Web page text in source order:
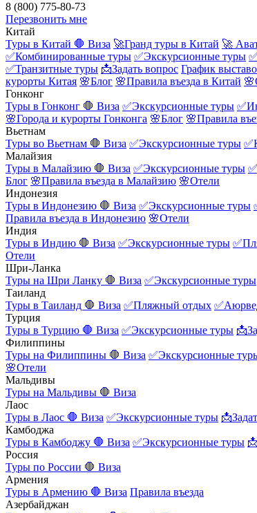
8 (800) 775-80-73
Перезвонить мне
Китай
Туры в Китай 🛑 Виза 🚀Гранд туры в Китай 🚀
✅Комбинированные туры ✅Экскурсионные туры
✅Транзитные туры 📩Задать вопрос График
курорты Китая 🌸Блог 🌸Правила въезда в Китай
Гонконг
Туры в Гонконг 🛑 Виза ✅Экскурсионные туры
🌸Города и курорты Гонконга 🌸Блог 🌸Правила
Вьетнам
Туры во Вьетнам 🛑 Виза ✅Экскурсионные туры
Малайзия
Туры в Малайзию 🛑 Виза ✅Экскурсионные туры
Блог 🌸Правила въезда в Малайзию 🌸Отели
Индонезия
Туры в Индонезию 🛑 Виза ✅Экскурсионные туры
Правила въезда в Индонезию 🌸Отели
Индия
Туры в Индию 🛑 Виза ✅Экскурсионные туры
Отели
Шри-Ланка
Туры на Шри Ланку 🛑 Виза ✅Экскурсионные туры
Таиланд
Туры в Таиланд 🛑 Виза ✅Пляжный отдых
Турция
Туры в Турцию 🛑 Виза ✅Экскурсионные туры
Филиппины
Туры на Филиппины 🛑 Виза ✅Экскурсионные
🌸Отели
Мальдивы
Туры на Мальдивы 🛑 Виза
Лаос
Туры в Лаос 🛑 Виза ✅Экскурсионные туры
Камбоджа
Туры в Камбоджу 🛑 Виза ✅Экскурсионные туры
Россия
Туры по России 🛑 Виза
Армения
Туры в Армению 🛑 Виза Правила въезда
Азербайджан